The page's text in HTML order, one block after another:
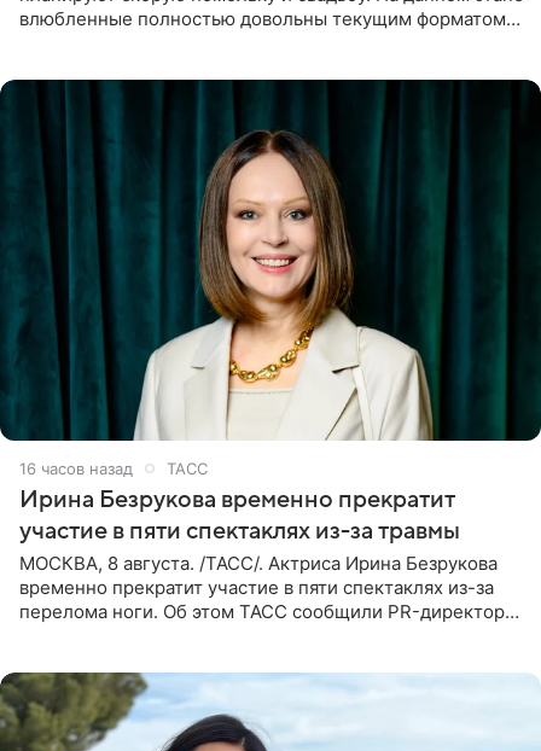
влюбленные полностью довольны текущим форматом
16 часов назад ТАСС
Ирина Безрукова временно прекратит
участие в пяти спектаклях из-за травмы
МОСКВА, 8 августа. /ТАСС/. Актриса Ирина Безрукова
временно прекратит участие в пяти спектаклях из-за
перелома ноги. Об этом ТАСС сообщили PR-директор